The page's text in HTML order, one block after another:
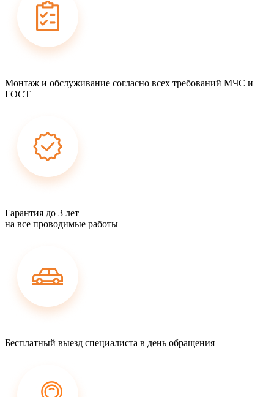
Монтаж и обслуживание согласно всех требований МЧС и
ГОСТ
Гарантия до 3 лет
на все проводимые работы
Бесплатный выезд специалиста в день обращения